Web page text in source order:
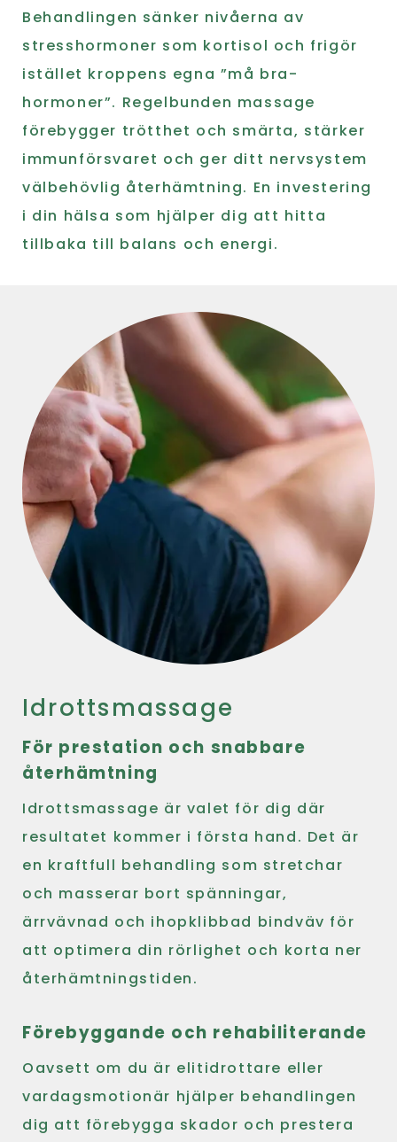
Behandlingen sänker nivåerna av
stresshormoner som kortisol och frigör
istället kroppens egna ”må bra-
hormoner”. Regelbunden massage
förebygger trötthet och smärta, stärker
immunförsvaret och ger ditt nervsystem
välbehövlig återhämtning. En investering
i din hälsa som hjälper dig att hitta
tillbaka till balans och energi.
Idrottsmassage
För prestation och snabbare
återhämtning
Idrottsmassage är valet för dig där
resultatet kommer i första hand. Det är
en kraftfull behandling som stretchar
och masserar bort spänningar,
ärrvävnad och ihopklibbad bindväv för
att optimera din rörlighet och korta ner
återhämtningstiden.
Förebyggande och rehabiliterande
Oavsett om du är elitidrottare eller
vardagsmotionär hjälper behandlingen
dig att förebygga skador och prestera